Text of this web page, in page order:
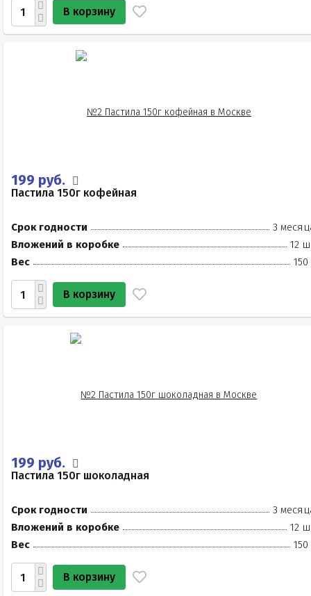
В корзину
199 руб.
Пастила 150г кофейная
Срок годности
3
Вложений в коробке
12
Вес
150
В корзину
199 руб.
Пастила 150г шоколадная
Срок годности
3
Вложений в коробке
12
Вес
150
В корзину